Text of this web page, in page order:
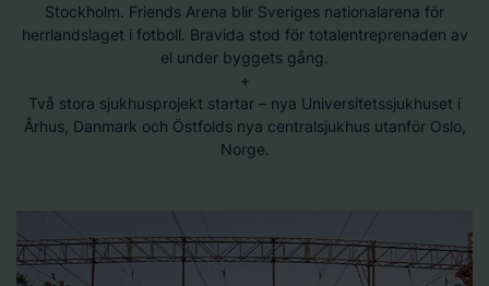
Stockholm. Friends Arena blir Sveriges nationalarena för
herrlandslaget i fotboll. Bravida stod för totalentreprenaden av
el under byggets gång.
+
Två stora sjukhusprojekt startar – nya Universitetssjukhuset i
Århus, Danmark och Östfolds nya centralsjukhus utanför Oslo,
Norge.